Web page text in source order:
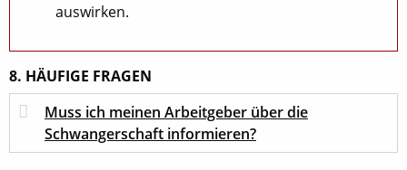
auswirken.
8. HÄUFIGE FRAGEN
Muss ich meinen Arbeitgeber über die
Schwangerschaft informieren?